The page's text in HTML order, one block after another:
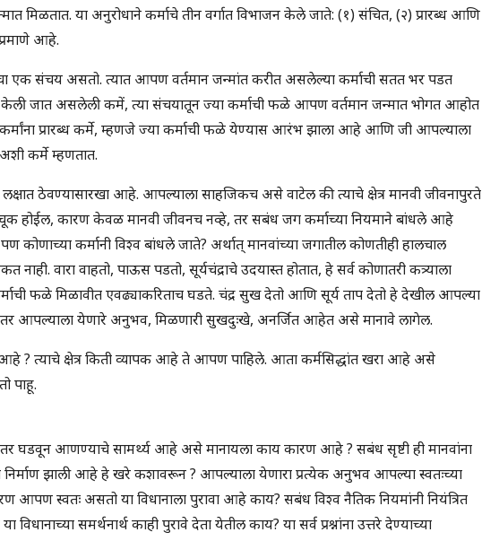
मिळतात. या अनुरोधाने कर्माचे तीन वर्गात विभाजन केले जाते: (१) संचित, (२) प्रारब्ध आणि
आहे.
एक संचय असतो. त्यात आपण वर्तमान जन्मांत करीत असलेल्या कर्माची सतत भर पडत
जात असलेली कमें, त्या संचयातून ज्या कर्माची फळे आपण वर्तमान जन्मात भोगत आहोत
प्रारब्ध कर्मे, म्हणजे ज्या कर्माची फळे येण्यास आरंभ झाला आहे आणि जी आपल्याला
कर्मे म्हणतात.
लक्षात ठेवण्यासारखा आहे. आपल्याला साहजिकच असे वाटेल की त्याचे क्षेत्र मानवी जीवनापुरते
होईल, कारण केवळ मानवी जीवनच नव्हे, तर सबंध जग कर्माच्या नियमाने बांधले आहे
कोणाच्या कर्मानी विश्व बांधले जाते? अर्थात् मानवांच्या जगातील कोणतीही हालचाल
नाही. वारा वाहतो, पाऊस पडतो, सूर्यचंद्राचे उदयास्त होतात, हे सर्व कोणातरी कत्र्याला
फळे मिळावीत एवढ्याकरिताच घडते. चंद्र सुख देतो आणि सूर्य ताप देतो हे देखील आपल्या
आपल्याला येणारे अनुभव, मिळणारी सुखदुःखे, अनर्जित आहेत असे मानावे लागेल.
? त्याचे क्षेत्र किती व्यापक आहे ते आपण पाहिले. आता कर्मसिद्धांत खरा आहे असे
पाहू.
घडवून आणण्याचे सामर्थ्य आहे असे मानायला काय कारण आहे ? सबंध सृष्टी ही मानवांना
निर्माण झाली आहे हे खरे कशावरून ? आपल्याला येणारा प्रत्येक अनुभव आपल्या स्वतःच्या
स्वतः असतो या विधानाला पुरावा आहे काय? सबंध विश्व नैतिक नियमांनी नियंत्रित
समर्थनार्थ काही पुरावे देता येतील काय? या सर्व प्रश्नांना उत्तरे देण्याच्या